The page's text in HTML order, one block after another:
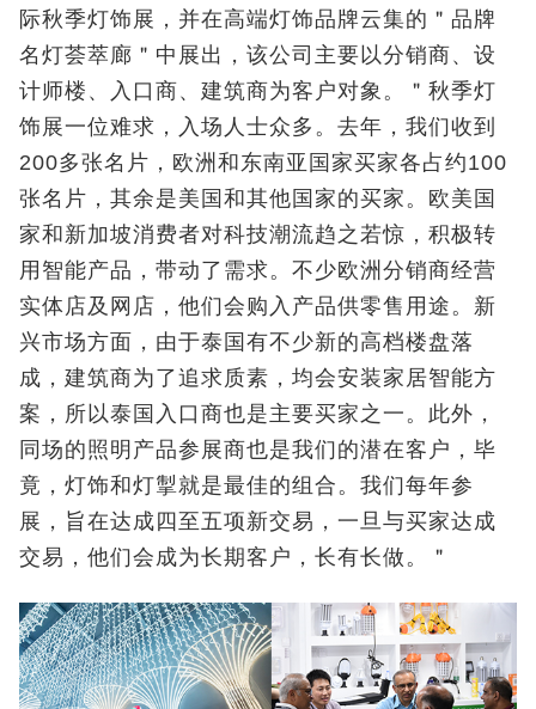
际秋季灯饰展，并在高端灯饰品牌云集的＂品牌
名灯荟萃廊＂中展出，该公司主要以分销商、设
计师楼、入口商、建筑商为客户对象。＂秋季灯
饰展一位难求，入场人士众多。去年，我们收到
200多张名片，欧洲和东南亚国家买家各占约100
张名片，其余是美国和其他国家的买家。欧美国
家和新加坡消费者对科技潮流趋之若惊，积极转
用智能产品，带动了需求。不少欧洲分销商经营
实体店及网店，他们会购入产品供零售用途。新
兴市场方面，由于泰国有不少新的高档楼盘落
成，建筑商为了追求质素，均会安装家居智能方
案，所以泰国入口商也是主要买家之一。此外，
同场的照明产品参展商也是我们的潜在客户，毕
竟，灯饰和灯掣就是最佳的组合。我们每年参
展，旨在达成四至五项新交易，一旦与买家达成
交易，他们会成为长期客户，长有长做。＂